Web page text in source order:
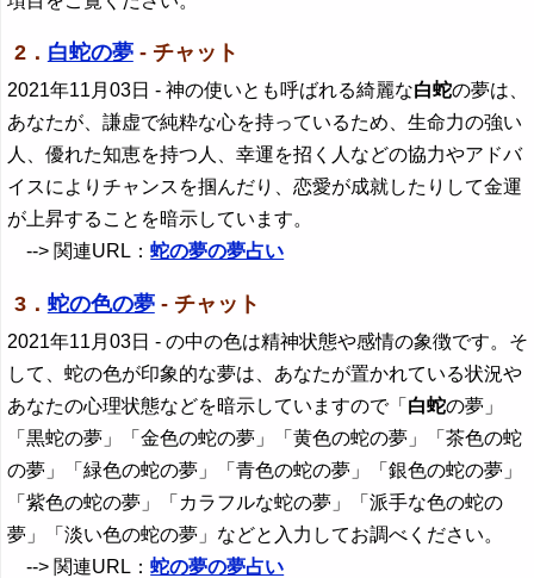
2． 白蛇の夢- チャット
2021年11月03日 - 神の使いとも呼ばれる綺麗な白蛇の夢は、
あなたが、謙虚で純粋な心を持っているため、生命力の強い
人、優れた知恵を持つ人、幸運を招く人などの協力やアドバ
イスによりチャンスを掴んだり、恋愛が成就したりして金運
が上昇することを暗示しています。
--> 関連URL：蛇の夢の夢占い
3． 蛇の色の夢- チャット
2021年11月03日 - の中の色は精神状態や感情の象徴です。そ
して、蛇の色が印象的な夢は、あなたが置かれている状況や
あなたの心理状態などを暗示していますので「 白蛇の夢」
「黒蛇の夢」「金色の蛇の夢」「黄色の蛇の夢」「茶色の蛇
の夢」「緑色の蛇の夢」「青色の蛇の夢」「銀色の蛇の夢」
「紫色の蛇の夢」「カラフルな蛇の夢」「派手な色の蛇の
夢」「淡い色の蛇の夢」などと入力してお調べください。
--> 関連URL：蛇の夢の夢占い